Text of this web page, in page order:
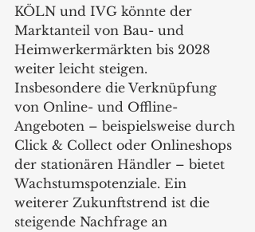
KÖLN und IVG könnte der
Marktanteil von Bau- und
Heimwerkermärkten bis 2028
weiter leicht steigen.
Insbesondere die Verknüpfung
von Online- und Offline-
Angeboten – beispielsweise durch
Click & Collect oder Onlineshops
der stationären Händler – bietet
Wachstumspotenziale. Ein
weiterer Zukunftstrend ist die
steigende Nachfrage an